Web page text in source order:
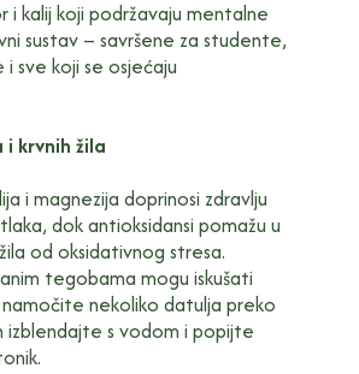
i kalij koji podržavaju mentalne
sustav – savršene za studente,
i sve koji se osjećaju
i krvnih žila
i magnezija doprinosi zdravlju
dok antioksidansi pomažu u
od oksidativnog stresa.
tegobama mogu iskušati
nekoliko datulja preko
izblendajte s vodom i popijte